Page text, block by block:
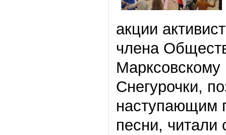
акции
члена
Снегурочки,
наступающим
песни,